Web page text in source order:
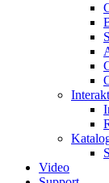
Video